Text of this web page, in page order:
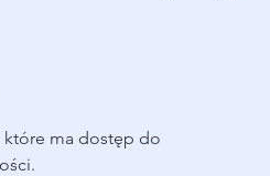
które ma dostęp do